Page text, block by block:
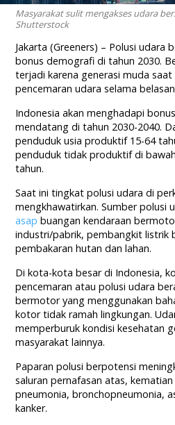
Masyarakat sulit mengakses udara
Shutterstock
Jakarta (Greeners) – Polusi udara
bonus demografi di tahun 2030.
terjadi karena generasi muda
pencemaran udara selama
Indonesia akan menghadapi
mendatang di tahun 2030-2040.
penduduk usia produktif 15-64
penduduk tidak produktif di
tahun.
Saat ini tingkat polusi udara di
mengkhawatirkan. Sumber polusi
asap buangan kendaraan
industri/pabrik, pembangkit listrik
pembakaran hutan dan lahan.
Di kota-kota besar di Indonesia,
pencemaran atau polusi udara
bermotor yang menggunakan
kotor tidak ramah lingkungan.
memperburuk kondisi kesehatan
masyarakat lainnya.
Paparan polusi berpotensi
saluran pernafasan atas,
pneumonia, bronchopneumonia,
kanker.